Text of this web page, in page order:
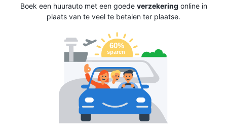
Boek een huurauto met een goede verzekering online in
plaats van te veel te betalen ter plaatse.